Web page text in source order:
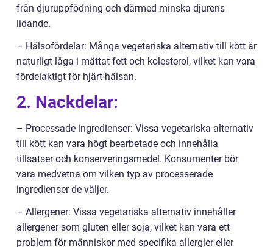
från djuruppfödning och därmed minska djurens
lidande.
– Hälsofördelar: Många vegetariska alternativ till kött är
naturligt låga i mättat fett och kolesterol, vilket kan vara
fördelaktigt för hjärt-hälsan.
2. Nackdelar:
– Processade ingredienser: Vissa vegetariska alternativ
till kött kan vara högt bearbetade och innehålla
tillsatser och konserveringsmedel. Konsumenter bör
vara medvetna om vilken typ av processerade
ingredienser de väljer.
– Allergener: Vissa vegetariska alternativ innehåller
allergener som gluten eller soja, vilket kan vara ett
problem för människor med specifika allergier eller